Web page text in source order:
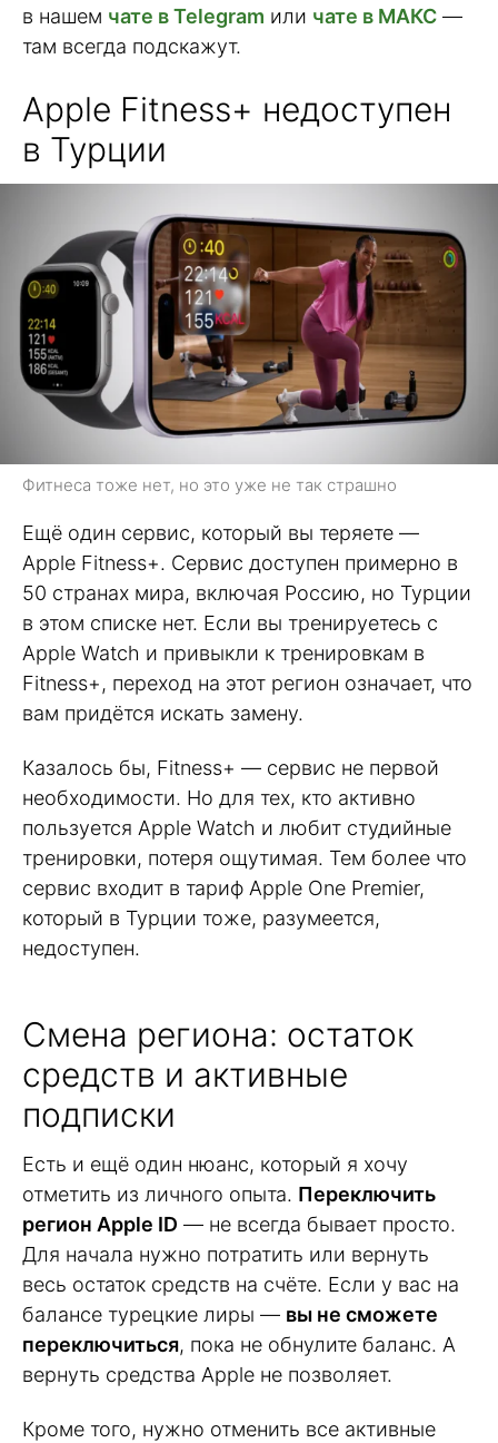
в нашем чате в Telegram или чате в МАКС —
там всегда подскажут.
Apple Fitness+ недоступен
в Турции
Фитнеса тоже нет, но это уже не так страшно
Ещё один сервис, который вы теряете —
Apple Fitness+. Сервис доступен примерно в
50 странах мира, включая Россию, но Турции
в этом списке нет. Если вы тренируетесь с
Apple Watch и привыкли к тренировкам в
Fitness+, переход на этот регион означает, что
вам придётся искать замену.
Казалось бы, Fitness+ — сервис не первой
необходимости. Но для тех, кто активно
пользуется Apple Watch и любит студийные
тренировки, потеря ощутимая. Тем более что
сервис входит в тариф Apple One Premier,
который в Турции тоже, разумеется,
недоступен.
Смена региона: остаток
средств и активные
подписки
Есть и ещё один нюанс, который я хочу
отметить из личного опыта. Переключить
регион Apple ID — не всегда бывает просто.
Для начала нужно потратить или вернуть
весь остаток средств на счёте. Если у вас на
балансе турецкие лиры — вы не сможете
переключиться, пока не обнулите баланс. А
вернуть средства Apple не позволяет.
Кроме того, нужно отменить все активные